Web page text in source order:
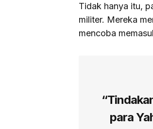
Tidak hanya itu,
militer. Mereka
mencoba
para